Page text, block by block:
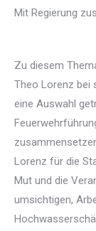
Mit Regierung
Zu diesem
Theo Lorenz bei
eine Auswahl
Lorenz für die
Mut und die
umsichtigen,